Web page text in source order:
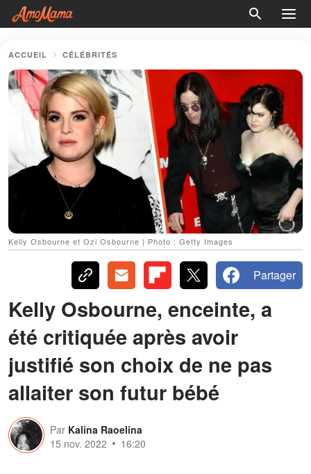
ACCUEIL CÉLÉBRITÉS
Kelly Osbourne et Ozi Osbourne | Photo : Getty Images
Partager
Kelly Osbourne, enceinte, a
été critiquée après avoir
justifié son choix de ne pas
allaiter son futur bébé
Par Kalina Raoelina
15 nov. 2022
16:20